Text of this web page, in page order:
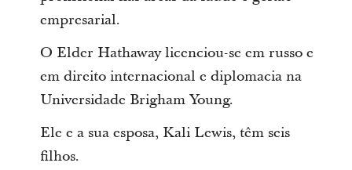
empresarial.
O Elder Hathaway licenciou-se em russo e
em direito internacional e diplomacia na
Universidade Brigham Young.
Ele e a sua esposa, Kali Lewis, têm seis
filhos.